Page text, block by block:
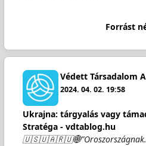
Forrást
Védett Társadalom
2024. 04. 02. 19:58
Ukrajna: tárgyalás vagy
Stratéga - vdtablog.hu